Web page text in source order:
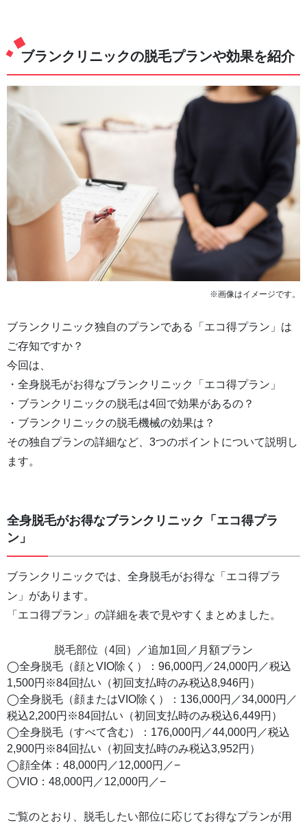
ブランクリニックの脱毛プランや効果を紹介
※画像はイメージです。
ブランクリニック独自のプランである「エコ得プラン」は
ご存知ですか？
今回は、
・全身脱毛がお得なブランクリニック「エコ得プラン」
・ブランクリニックの脱毛は4回で効果があるの？
・ブランクリニックの脱毛機械の効果は？
その独自プランの詳細など、3つのポイントについて説明し
ます。
全身脱毛がお得なブランクリニック「エコ得プラ
ン」
ブランクリニックでは、全身脱毛がお得な「エコ得プラ
ン」があります。
「エコ得プラン」の詳細を表で見やすくまとめました。
脱毛部位（4回）／追加1回／月額プラン
◯全身脱毛（顔とVIO除く）：96,000円／24,000円／税込
1,500円※84回払い（初回支払時のみ税込8,946円）
◯全身脱毛（顔またはVIO除く）：136,000円／34,000円／
税込2,200円※84回払い（初回支払時のみ税込6,449円）
◯全身脱毛（すべて含む）：176,000円／44,000円／税込
2,900円※84回払い（初回支払時のみ税込3,952円）
◯顔全体：48,000円／12,000円／−
◯VIO：48,000円／12,000円／−
ご覧のとおり、脱毛したい部位に応じてお得なプランが用